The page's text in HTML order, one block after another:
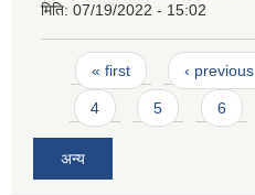
मिति: 07/19/2022 - 15:02
Pages
« first ‹ previous
4 5 6
अन्य